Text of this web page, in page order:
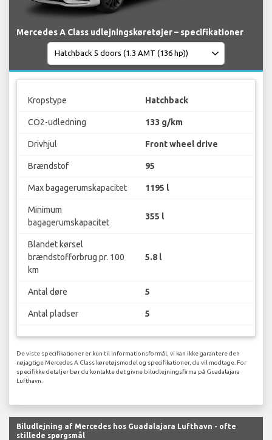
Mercedes A Class udlejningskøretøjer – specifikationer
Kropstype Hatchback
CO2-udledning 133 g/km
Drivhjul Front wheel drive
Brændstof 95
Max bagagerumskapacitet 1195 l
Minimum
bagagerumskapacitet
355 l
Blandet kørsel
brændstofforbrug pr. 100
km
5.8 l
Antal døre 5
Antal pladser 5
De viste specifikationer er kun til informationsformål, vi kan ikke garantere den
nøjagtige Mercedes A Class køretøjsmodel og specifikationer, du vil modtage. For
specifikke detaljer bør du kontakte det givne biludlejningsfirma på Guadalajara
Lufthavn.
Biludlejning af Mercedes hos Guadalajara Lufthavn - ofte
stillede spørgsmål